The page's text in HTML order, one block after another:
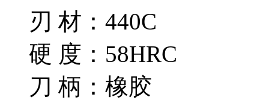
刃 材：440C
硬 度：58HRC
刀 柄：橡胶